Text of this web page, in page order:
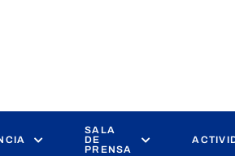
SALA
DE
PRENSA